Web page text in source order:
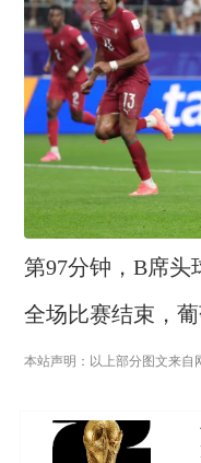
第97分钟，B席头
全场比赛结束，葡
本站声明：以上部分图文来自